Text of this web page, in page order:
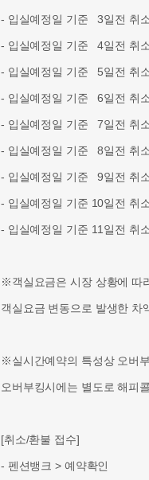
- 입실예정일 기준 3일전
- 입실예정일 기준 4일전 취
- 입실예정일 기준 5일전 취
- 입실예정일 기준 6일전 취
- 입실예정일 기준 7일전 취
- 입실예정일 기준 8일전 취
- 입실예정일 기준 9일전 취
- 입실예정일 기준 10일전
- 입실예정일 기준 11일전 취
※객실요금은 시장 상황에 따
객실요금 변동으로 발생한 차
※실시간예약의 특성상 오버
오버부킹시에는 별도로 해피
[취소/환불 접수]
- 펜션뱅크 > 예약확인